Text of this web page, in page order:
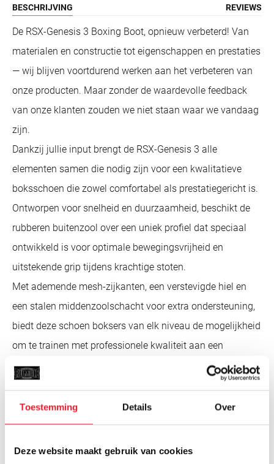
Toestemming Details Over
Deze website maakt gebruik van cookies
BESCHRIJVING REVIEWS
De RSX-Genesis 3 Boxing Boot, opnieuw verbeterd! Van
materialen en constructie tot eigenschappen en prestaties
— wij blijven voortdurend werken aan het verbeteren van
onze producten. Maar zonder de waardevolle feedback
van onze klanten zouden we niet staan waar we vandaag
zijn.
Dankzij jullie input brengt de RSX-Genesis 3 alle
elementen samen die nodig zijn voor een kwalitatieve
boksschoen die zowel comfortabel als prestatiegericht is.
Ontworpen voor snelheid en duurzaamheid, beschikt de
rubberen buitenzool over een uniek profiel dat speciaal
ontwikkeld is voor optimale bewegingsvrijheid en
uitstekende grip tijdens krachtige stoten.
Met ademende mesh-zijkanten, een verstevigde hiel en
een stalen middenzoolschacht voor extra ondersteuning,
biedt deze schoen boksers van elk niveau de mogelijkheid
om te trainen met professionele kwaliteit aan een
geweldige prijs.
• Low-top ontwerp
• Hoogwaardige PU-bovenkant met suèdeachtige